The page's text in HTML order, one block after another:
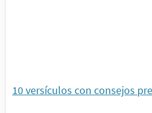
10 versículos con consejos